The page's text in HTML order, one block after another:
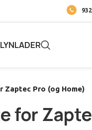
Pro (og Home)
for